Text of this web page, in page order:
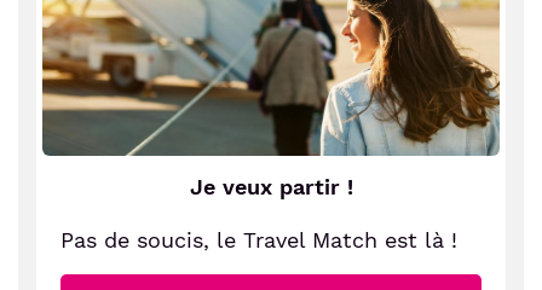
Je veux partir !
Pas de soucis, le Travel Match est là !